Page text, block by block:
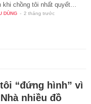
khi chồng tôi nhất quyết…
DÙNG - 2 tháng trước
“đứng hình” vì
nhiều đồ